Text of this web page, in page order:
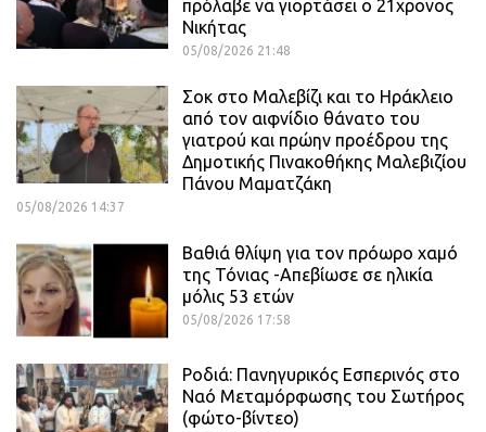
πρόλαβε να γιορτάσει ο 21χρονος
Νικήτας
05/08/2026 21:48
Σοκ στο Μαλεβίζι και το Ηράκλειο
από τον αιφνίδιο θάνατο του
γιατρού και πρώην προέδρου της
Δημοτικής Πινακοθήκης Μαλεβιζίου
Πάνου Μαματζάκη
05/08/2026 14:37
Βαθιά θλίψη για τον πρόωρο χαμό
της Τόνιας -Απεβίωσε σε ηλικία
μόλις 53 ετών
05/08/2026 17:58
Ροδιά: Πανηγυρικός Εσπερινός στο
Ναό Μεταμόρφωσης του Σωτήρος
(φώτο-βίντεο)